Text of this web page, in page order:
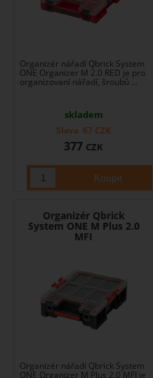
Organizér nářadí Qbrick System
ONE Organizer M 2.0 RED je pro
organizovaní nářadí, šroubů ...
skladem
377 CZK
Sleva 67 CZK
Organizér Qbrick
System ONE M Plus 2.0
MFI
Organizér nářadí Qbrick System
ONE Organizer M Plus 2.0 MFI je